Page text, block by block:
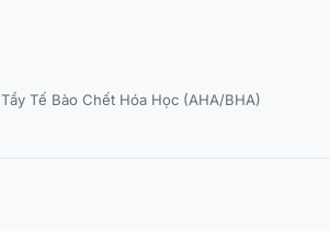
Tẩy Tế Bào Chết Hóa Học (AHA/BHA)